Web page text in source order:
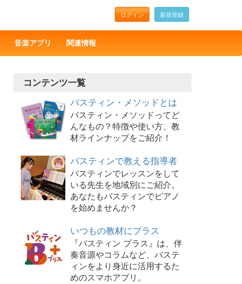
ログイン 新規登録
音楽アプリ 関連情報
コンテンツ一覧
バスティン・メソッドとは
バスティン・メソッドってど
んなもの？特徴や使い方、教
材ラインナップをご紹介！
バスティンで教える指導者
バスティンでレッスンをして
いる先生を地域別にご紹介。
あなたもバスティンでピアノ
を始めませんか？
いつもの教材にプラス
『バスティン プラス』は、伴
奏音源やコラムなど、バステ
ィンをより身近に活用するた
めのスマホアプリ。